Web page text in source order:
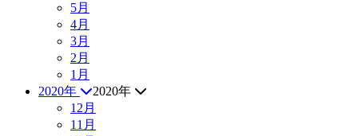
5月
4月
3月
2月
1月
2020年
2020年
12月
11月